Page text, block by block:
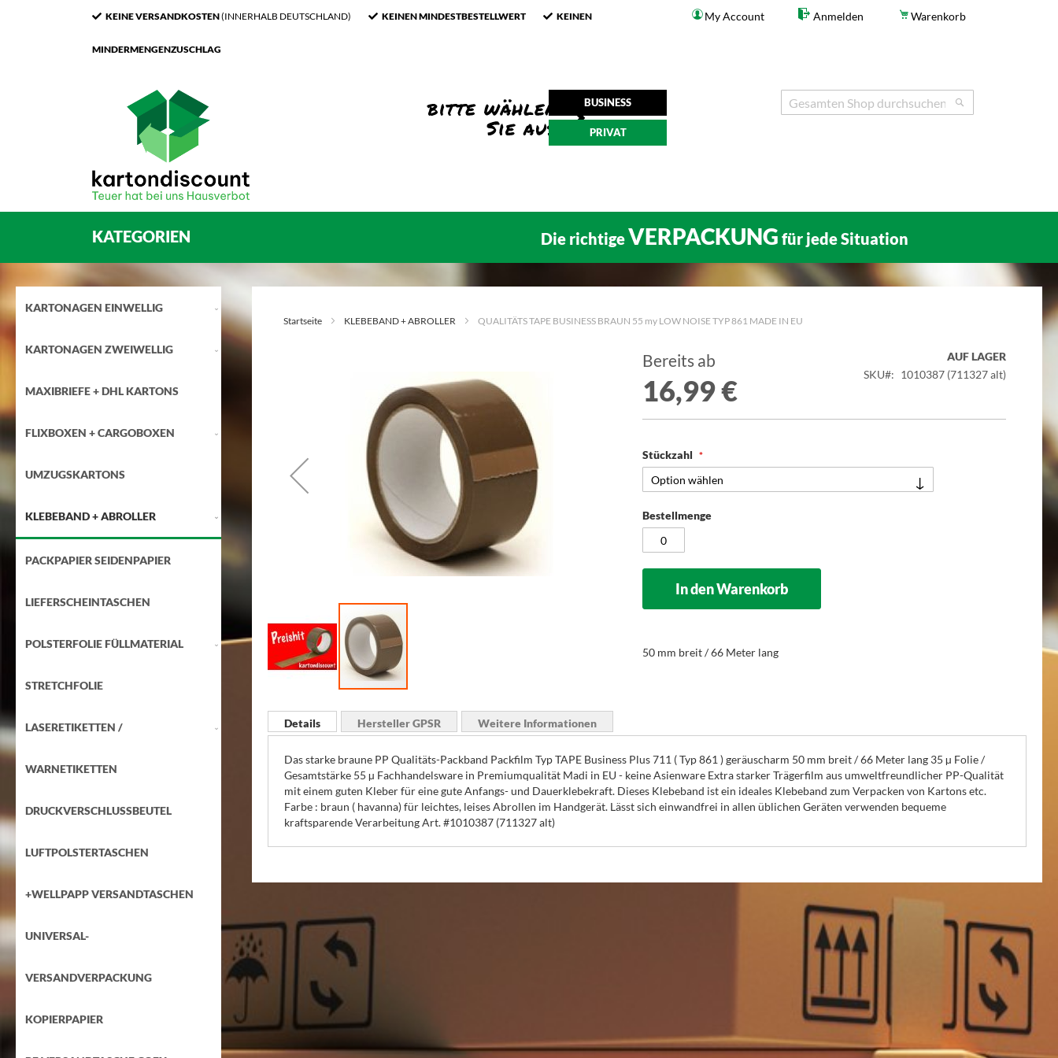
KEINE VERSANDKOSTEN(INNERHALB DEUTSCHLAND) KEINEN MINDESTBESTELLWERT KEINEN
MINDERMENGENZUSCHLAG
My Account Anmelden Warenkorb
BUSINESS
PRIVAT
Search
KATEGORIEN Die richtigeVERPACKUNG für jede Situation
Startseite KLEBEBAND + ABROLLER QUALITÄTS TAPE BUSINESS BRAUN 55 my LOW NOISE TYP 861 MADE IN EU
Bereits ab
16,99 €
AUF LAGER
SKU
1010387 (711327 alt)
Stückzahl
Bestellmenge
In den Warenkorb
50 mm breit / 66 Meter lang
Anfang
der
springen
Details
Das starke braune PP Qualitäts-Packband Packfilm Typ TAPE Business Plus 711 ( Typ 861 ) geräuscharm 50 mm breit / 66 Meter lang 35 µ Folie /
Gesamtstärke 55 µ Fachhandelsware in Premiumqualität Madi in EU - keine Asienware Extra starker Trägerfilm aus umweltfreundlicher PP-Qualität
mit einem guten Kleber für eine gute Anfangs- und Dauerklebekraft. Dieses Klebeband ist ein ideales Klebeband zum Verpacken von Kartons etc.
Farbe : braun ( havanna) für leichtes, leises Abrollen im Handgerät. Lässt sich einwandfrei in allen üblichen Geräten verwenden bequeme
kraftsparende Verarbeitung Art. #1010387 (711327 alt)
Hersteller GPSR Weitere Informationen
KARTONAGEN EINWELLIG
KARTONAGEN ZWEIWELLIG
MAXIBRIEFE + DHL KARTONS
FLIXBOXEN + CARGOBOXEN
UMZUGSKARTONS
KLEBEBAND + ABROLLER
PACKPAPIER SEIDENPAPIER
LIEFERSCHEINTASCHEN
POLSTERFOLIE FÜLLMATERIAL
STRETCHFOLIE
LASERETIKETTEN /
WARNETIKETTEN
DRUCKVERSCHLUSSBEUTEL
LUFTPOLSTERTASCHEN
+WELLPAPP VERSANDTASCHEN
UNIVERSAL-
VERSANDVERPACKUNG
KOPIERPAPIER